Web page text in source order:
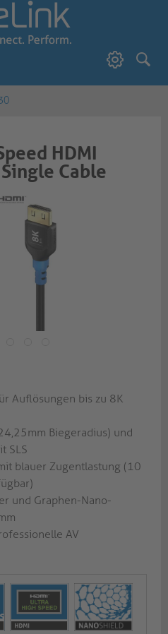
HDMI
Cable
Auflösungen bis zu 8K
Biegeradius) und
SLS
blauer Zugentlastung (10
und Graphen-Nano-
AV